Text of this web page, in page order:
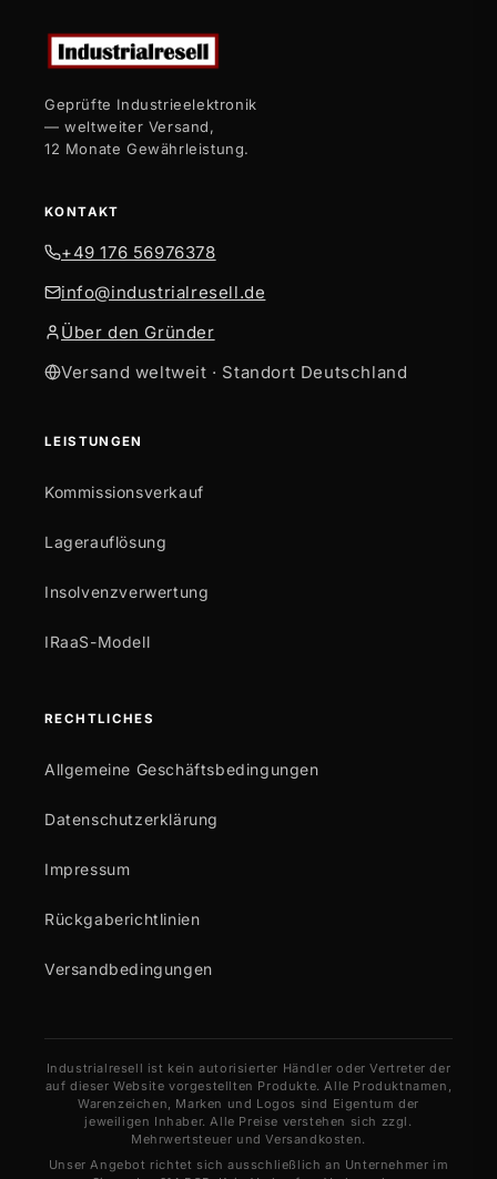
Geprüfte Industrieelektronik
— weltweiter Versand,
12 Monate Gewährleistung.
KONTAKT
+49 176 56976378
info@industrialresell.de
Über den Gründer
Versand weltweit · Standort Deutschland
LEISTUNGEN
Kommissionsverkauf
Lagerauflösung
Insolvenzverwertung
IRaaS-Modell
RECHTLICHES
Allgemeine Geschäftsbedingungen
Datenschutzerklärung
Impressum
Rückgaberichtlinien
Versandbedingungen
Industrialresell ist kein autorisierter Händler oder Vertreter der
auf dieser Website vorgestellten Produkte. Alle Produktnamen,
Warenzeichen, Marken und Logos sind Eigentum der
jeweiligen Inhaber. Alle Preise verstehen sich zzgl.
Mehrwertsteuer und Versandkosten.
Unser Angebot richtet sich ausschließlich an Unternehmer im